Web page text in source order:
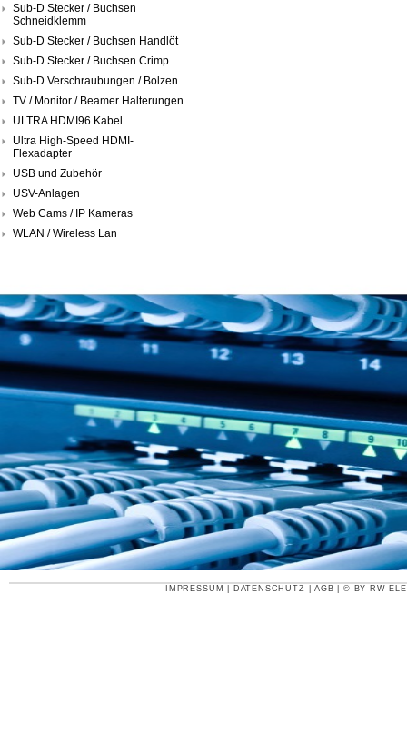
Sub-D Stecker / Buchsen
Schneidklemm
Sub-D Stecker / Buchsen Handlöt
Sub-D Stecker / Buchsen Crimp
Sub-D Verschraubungen / Bolzen
TV / Monitor / Beamer Halterungen
ULTRA HDMI96 Kabel
Ultra High-Speed HDMI-
Flexadapter
USB und Zubehör
USV-Anlagen
Web Cams / IP Kameras
WLAN / Wireless Lan
IMPRESSUM DATENSCHUTZ |AGB | © BY RW